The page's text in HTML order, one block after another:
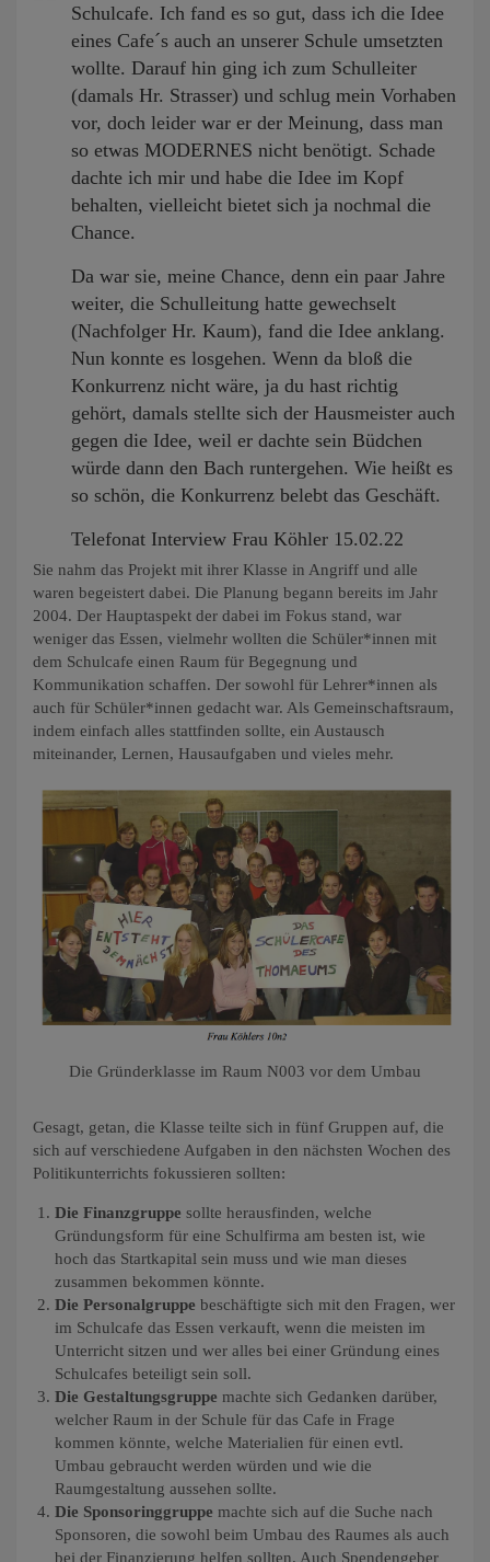
Schulcafe. Ich fand es so gut, dass ich die Idee
eines Cafe´s auch an unserer Schule umsetzten
wollte. Darauf hin ging ich zum Schulleiter
(damals Hr. Strasser) und schlug mein Vorhaben
vor, doch leider war er der Meinung, dass man
so etwas MODERNES nicht benötigt. Schade
dachte ich mir und habe die Idee im Kopf
behalten, vielleicht bietet sich ja nochmal die
Chance.
Da war sie, meine Chance, denn ein paar Jahre
weiter, die Schulleitung hatte gewechselt
(Nachfolger Hr. Kaum), fand die Idee anklang.
Nun konnte es losgehen. Wenn da bloß die
Konkurrenz nicht wäre, ja du hast richtig
gehört, damals stellte sich der Hausmeister auch
gegen die Idee, weil er dachte sein Büdchen
würde dann den Bach runtergehen. Wie heißt es
so schön, die Konkurrenz belebt das Geschäft.
Telefonat Interview Frau Köhler 15.02.22
Sie nahm das Projekt mit ihrer Klasse in Angriff und alle
waren begeistert dabei. Die Planung begann bereits im Jahr
2004. Der Hauptaspekt der dabei im Fokus stand, war
weniger das Essen, vielmehr wollten die Schüler*innen mit
dem Schulcafe einen Raum für Begegnung und
Kommunikation schaffen. Der sowohl für Lehrer*innen als
auch für Schüler*innen gedacht war. Als Gemeinschaftsraum,
indem einfach alles stattfinden sollte, ein Austausch
miteinander, Lernen, Hausaufgaben und vieles mehr.
Die Gründerklasse im Raum N003 vor dem Umbau
Gesagt, getan, die Klasse teilte sich in fünf Gruppen auf, die
sich auf verschiedene Aufgaben in den nächsten Wochen des
Politikunterrichts fokussieren sollten:
Die Finanzgruppe sollte herausfinden, welche
Gründungsform für eine Schulfirma am besten ist, wie
hoch das Startkapital sein muss und wie man dieses
zusammen bekommen könnte.
Die Personalgruppe beschäftigte sich mit den Fragen, wer
im Schulcafe das Essen verkauft, wenn die meisten im
Unterricht sitzen und wer alles bei einer Gründung eines
Schulcafes beteiligt sein soll.
Die Gestaltungsgruppe machte sich Gedanken darüber,
welcher Raum in der Schule für das Cafe in Frage
kommen könnte, welche Materialien für einen evtl.
Umbau gebraucht werden würden und wie die
Raumgestaltung aussehen sollte.
Die Sponsoringgruppe machte sich auf die Suche nach
Sponsoren, die sowohl beim Umbau des Raumes als auch
bei der Finanzierung helfen sollten. Auch Spendengeber